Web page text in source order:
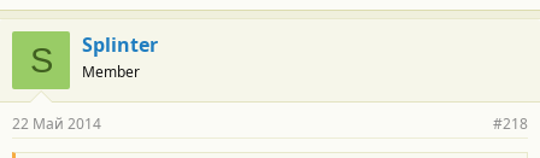
S Splinter
Member
22 Май 2014 #218